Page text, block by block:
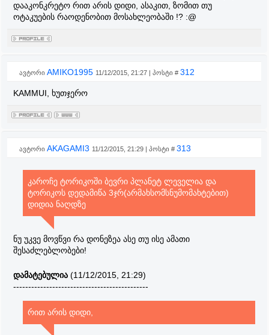
დააკონკრეტო რით არის დიდი, ასაკით, ზომით თუ
ოტაკუების რაოდენობით მოსახლეობაში !? :@
ავტორი AMIKO1995 11/12/2015, 21:27 | პოსტი # 312
KAMMUI, ხუთჯერო
ავტორი AKAGAMI3 11/12/2015, 21:29 | პოსტი # 313
კაროჩე ტორიკოში ბევრი პლანეტ ლეველია და
ტორიკოს დედამიწა 3ჯრ(არმახსომსნუმომახტებით)
დიდია ნაღდზე
ნუ უკვე მოვწვი რა დონეზეა ასე თუ ისე ამათი
შესაძლებლობები!
დამატებულია (11/12/2015, 21:29)
---------------------------------------------
რით არის დიდი,